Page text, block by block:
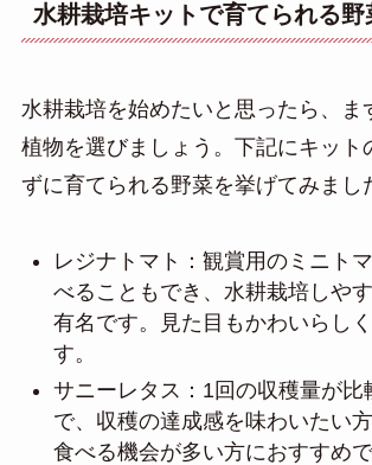
水耕栽培キットで育てられる野
水耕栽培を始めたいと思ったら、ま
植物を選びましょう。下記にキット
ずに育てられる野菜を挙げてみまし
レジナトマト：観賞用のミニト
べることもでき、水耕栽培しや
有名です。見た目もかわいらし
す。
サニーレタス：1回の収穫量が比
で、収穫の達成感を味わいたい
食べる機会が多い方におすすめで